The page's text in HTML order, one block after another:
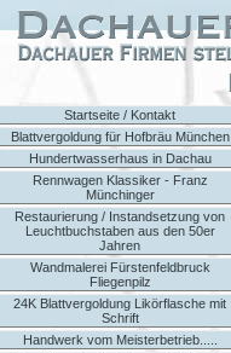
Startseite / Kontakt
Blattvergoldung für Hofbräu München
Hundertwasserhaus in Dachau
Rennwagen Klassiker - Franz
Münchinger
Restaurierung / Instandsetzung von
Leuchtbuchstaben aus den 50er
Jahren
Wandmalerei Fürstenfeldbruck
Fliegenpilz
24K Blattvergoldung Likörflasche mit
Schrift
Handwerk vom Meisterbetrieb.....